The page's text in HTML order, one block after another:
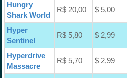
Hungry
Shark World
R$ 20,00 $ 5,00
Hyper
Sentinel
R$ 5,80 $ 2,99
Hyperdrive
Massacre
R$ 5,70 $ 2,99